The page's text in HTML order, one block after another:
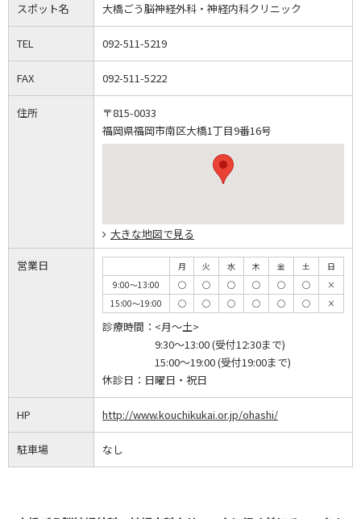
スポット名 大橋ごう脳神経外科・神経内科クリニック
TEL 092-511-5219
FAX 092-511-5222
住所
〒815-0033
福岡県福岡市南区大橋1丁目9番16号
大きな地図で見る
営業日 月 火 水 木 金 土
日
9:00～13:00
◯ ◯ ◯ ◯ ◯ ◯
×
15:00～19:00
◯ ◯ ◯ ◯ ◯ ◯ ×
診療時間： <月～土>
9:30～13:00 (受付12:30まで)
15:00～19:00 (受付19:00まで)
休診日： 日曜日・祝日
HP http://www.kouchikukai.or.jp/ohashi/
駐車場 なし